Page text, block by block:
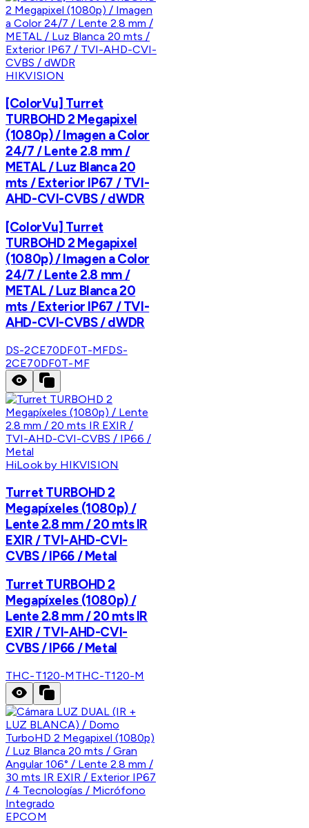
HIKVISION
[ColorVu] Turret
TURBOHD 2 Megapixel
(1080p) / Imagen a Color
24/7 / Lente 2.8 mm /
METAL / Luz Blanca 20
mts / Exterior IP67 / TVI-
AHD-CVI-CVBS / dWDR
[ColorVu] Turret
TURBOHD 2 Megapixel
(1080p) / Imagen a Color
24/7 / Lente 2.8 mm /
METAL / Luz Blanca 20
mts / Exterior IP67 / TVI-
AHD-CVI-CVBS / dWDR
DS-2CE70DF0T-MFDS-
2CE70DF0T-MF
HiLook by HIKVISION
Turret TURBOHD 2
Megapíxeles (1080p) /
Lente 2.8 mm / 20 mts IR
EXIR / TVI-AHD-CVI-
CVBS / IP66 / Metal
Turret TURBOHD 2
Megapíxeles (1080p) /
Lente 2.8 mm / 20 mts IR
EXIR / TVI-AHD-CVI-
CVBS / IP66 / Metal
THC-T120-M THC-T120-M
EPCOM